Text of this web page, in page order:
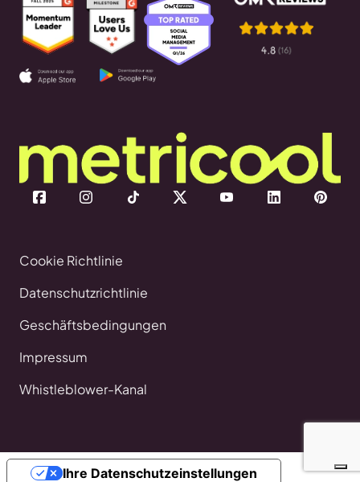
Cookie Richtlinie
Datenschutzrichtlinie
Geschäftsbedingungen
Impressum
Whistleblower-Kanal
Ihre Datenschutzeinstellungen